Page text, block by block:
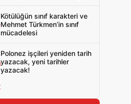
Kötülüğün sınıf karakteri ve
Mehmet Türkmen’in sınıf
mücadelesi
Polonez işçileri yeniden tarih
yazacak, yeni tarihler
yazacak!